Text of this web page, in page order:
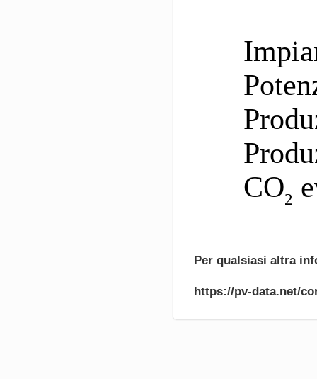
CO2
Per qualsiasi altra
https://pv-data.net/